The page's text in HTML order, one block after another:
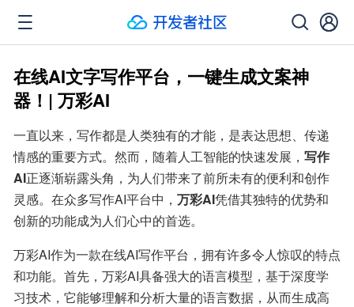
在线AI文字写作平台，一键生成文案神
器！| 万彩AI
一直以来，写作都是人类独有的才能，是表达思想、传递
情感的重要方式。然而，随着人工智能的快速发展， 写作
AI正逐渐崭露头角，为人们带来了前所未有的便利和创作
灵感。在众多写作AI平台中， 万彩AI凭借其独特的优势和
创新的功能成为人们心中的首选。
万彩AI作为一款在线AI写作平台，拥有许多令人惊叹的特点
和功能。首先，万彩AI具备强大的语言模型，基于深度学
习技术，它能够理解和分析大量的语言数据，从而生成高